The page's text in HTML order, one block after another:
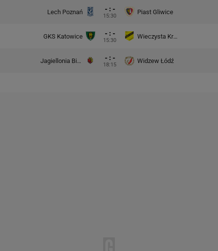
Lech Poznań - : -
15:30
Piast Gliwice
GKS Katowice - : -
15:30
Wieczysta Kraków
Jagiellonia Białystok - : -
18:15
Widzew Łódź